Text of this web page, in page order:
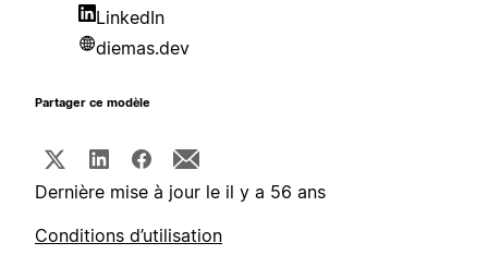
LinkedIn
diemas.dev
Partager ce modèle
Dernière mise à jour le il y a 56 ans
Conditions d’utilisation